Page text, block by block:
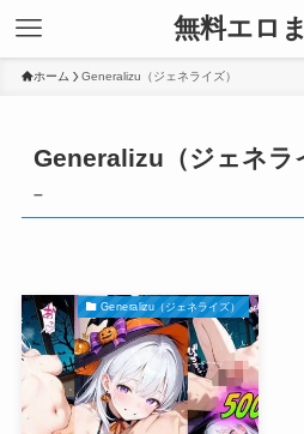
無料エロ
ホーム Generalizu（ジェネライズ）
Generalizu（ジェネラ
–
Generalizu（ジェネライズ）